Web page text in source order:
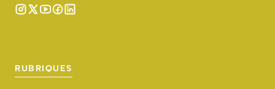
RUBRIQUES